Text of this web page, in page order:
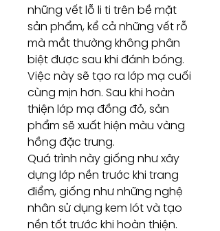
những vết lỗ li ti trên bề mặt
sản phẩm, kể cả những vết rỗ
mà mắt thường không phân
biệt được sau khi đánh bóng.
Việc này sẽ tạo ra lớp mạ cuối
cùng mịn hơn. Sau khi hoàn
thiện lớp mạ đồng đỏ, sản
phẩm sẽ xuất hiện màu vàng
hồng đặc trưng.
Quá trình này giống như xây
dựng lớp nền trước khi trang
điểm, giống như những nghệ
nhân sử dụng kem lót và tạo
nền tốt trước khi hoàn thiện.